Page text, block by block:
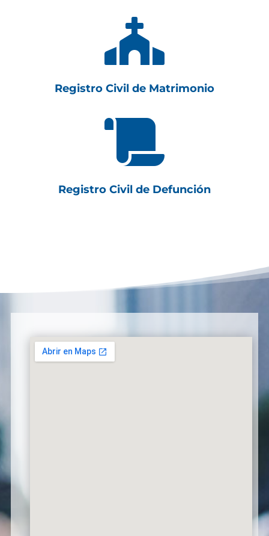

Registro Civil de Matrimonio

Registro Civil de Defunción